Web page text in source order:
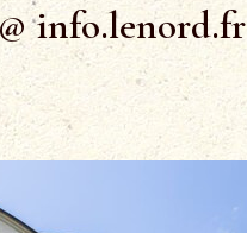
info.lenord.fr